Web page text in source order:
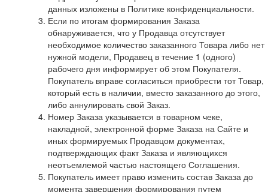
данных изложены в Политике конфиденциальности.
Если по итогам формирования Заказа
обнаруживается, что у Продавца отсутствует
необходимое количество заказанного Товара либо нет
нужной модели, Продавец в течение 1 (одного)
рабочего дня информирует об этом Покупателя.
Покупатель вправе согласиться приобрести тот Товар,
который есть в наличии, вместо заказанного до этого,
либо аннулировать свой Заказ.
Номер Заказа указывается в товарном чеке,
накладной, электронной форме Заказа на Сайте и
иных формируемых Продавцом документах,
подтверждающих факт Заказа и являющихся
неотъемлемой частью настоящего Соглашения.
Покупатель имеет право изменить состав Заказа до
момента завершения формирования путем